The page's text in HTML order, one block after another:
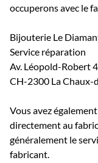
occuperons avec le
Bijouterie Le
Service réparation
Av. Léopold-Robert
CH-2300 La Chaux-
Vous avez
directement au
généralement le
fabricant.